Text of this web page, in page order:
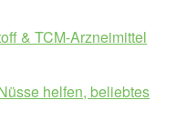
& TCM-Arzneimittel
helfen, beliebtes